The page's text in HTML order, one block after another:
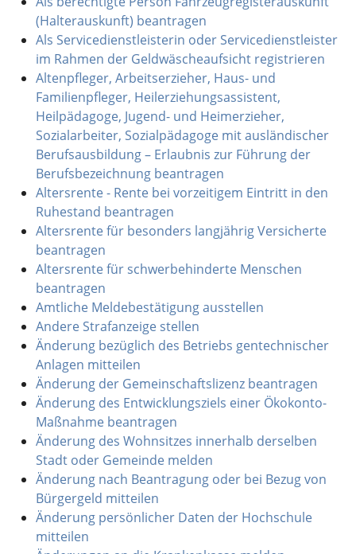
(Halterauskunft) beantragen
Als Servicedienstleisterin oder Servicedienstleister
im Rahmen der Geldwäscheaufsicht registrieren
Altenpfleger, Arbeitserzieher, Haus- und
Familienpfleger, Heilerziehungsassistent,
Heilpädagoge, Jugend- und Heimerzieher,
Sozialarbeiter, Sozialpädagoge mit ausländischer
Berufsausbildung – Erlaubnis zur Führung der
Berufsbezeichnung beantragen
Altersrente - Rente bei vorzeitigem Eintritt in den
Ruhestand beantragen
Altersrente für besonders langjährig Versicherte
beantragen
Altersrente für schwerbehinderte Menschen
beantragen
Amtliche Meldebestätigung ausstellen
Andere Strafanzeige stellen
Änderung bezüglich des Betriebs gentechnischer
Anlagen mitteilen
Änderung der Gemeinschaftslizenz beantragen
Änderung des Entwicklungsziels einer Ökokonto-
Maßnahme beantragen
Änderung des Wohnsitzes innerhalb derselben
Stadt oder Gemeinde melden
Änderung nach Beantragung oder bei Bezug von
Bürgergeld mitteilen
Änderung persönlicher Daten der Hochschule
mitteilen